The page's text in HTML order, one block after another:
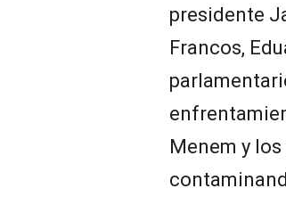
presidente
Francos,
Menem y